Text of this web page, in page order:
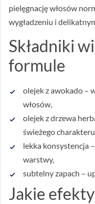
pielęgnację włosów
wygładzeniu i
Składniki
formule
olejek z awokado –
włosów,
olejek z drzewa
świeżego charakteru,
lekka konsystencja
warstwy,
subtelny zapach –
Jakie